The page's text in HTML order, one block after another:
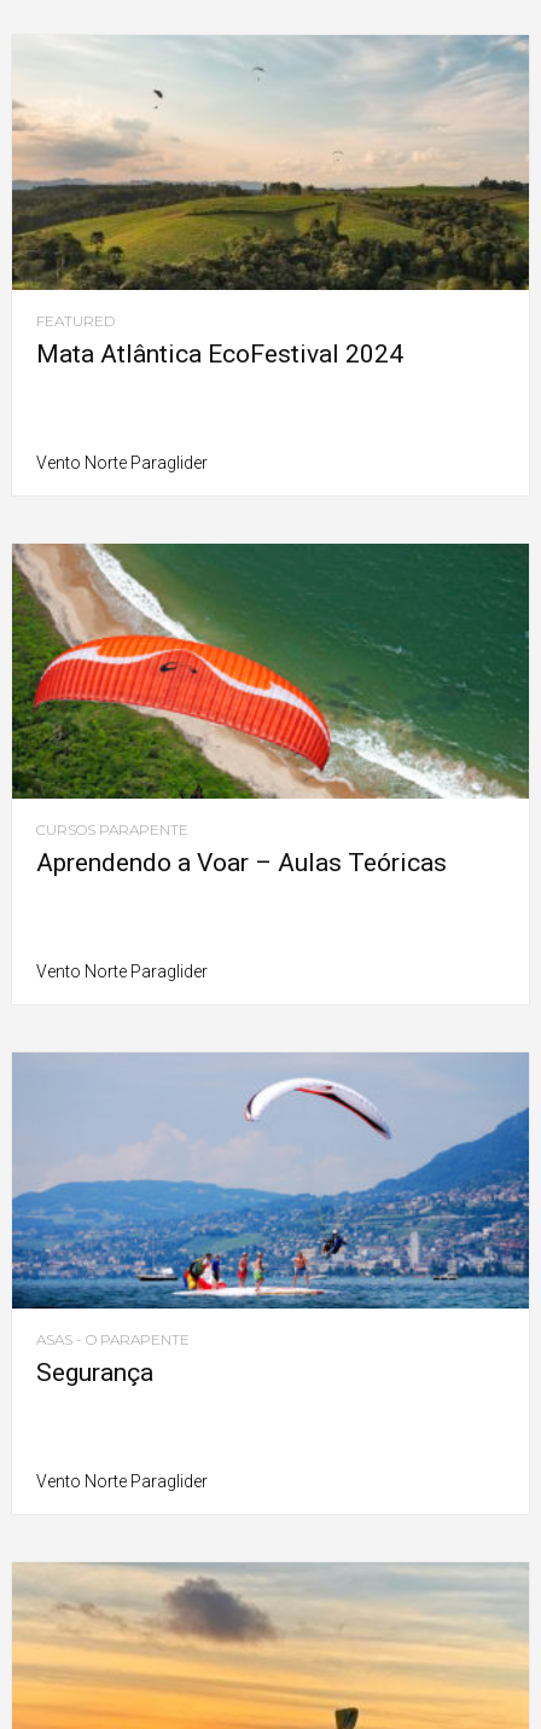
FEATURED
Mata Atlântica EcoFestival 2024
Vento Norte Paraglider
CURSOS PARAPENTE
Aprendendo a Voar – Aulas Teóricas
Vento Norte Paraglider
ASAS - O PARAPENTE
Segurança
Vento Norte Paraglider